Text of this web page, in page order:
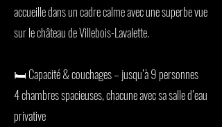
accueille dans un cadre calme avec une superbe vue
sur le château de Villebois-Lavalette.
🛏️ Capacité & couchages – jusqu’à 9 personnes
4 chambres spacieuses, chacune avec sa salle d’eau
privative